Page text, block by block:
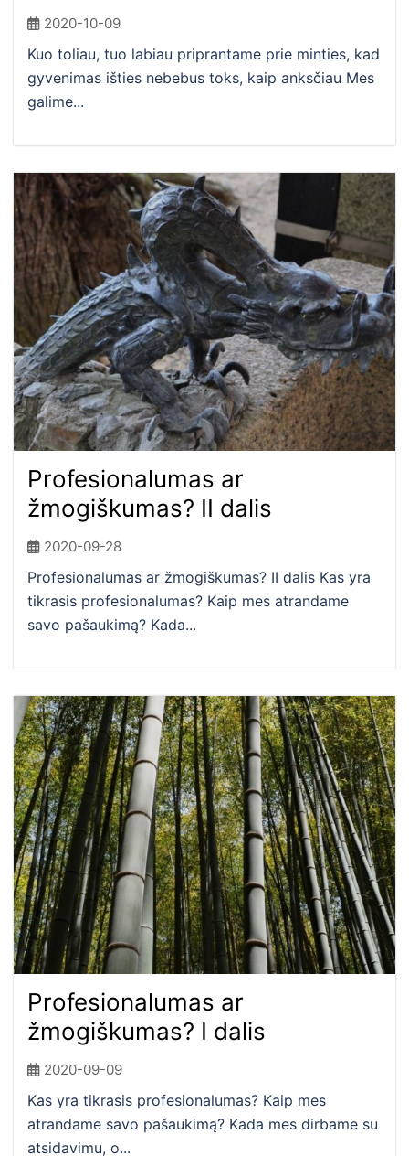
2020-10-09
Kuo toliau, tuo labiau priprantame prie minties, kad
gyvenimas išties nebebus toks, kaip anksčiau Mes
galime...
Profesionalumas ar
žmogiškumas? II dalis
2020-09-28
Profesionalumas ar žmogiškumas? II dalis Kas yra
tikrasis profesionalumas? Kaip mes atrandame
savo pašaukimą? Kada...
Profesionalumas ar
žmogiškumas? I dalis
2020-09-09
Kas yra tikrasis profesionalumas? Kaip mes
atrandame savo pašaukimą? Kada mes dirbame su
atsidavimu, o...